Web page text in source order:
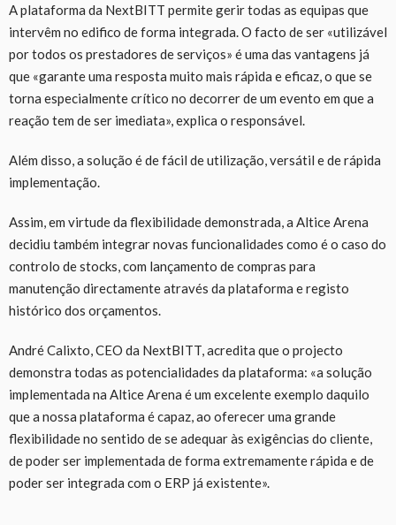
A plataforma da NextBITT permite gerir todas as equipas que
intervêm no edifico de forma integrada. O facto de ser «utilizável
por todos os prestadores de serviços» é uma das vantagens já
que «garante uma resposta muito mais rápida e eficaz, o que se
torna especialmente crítico no decorrer de um evento em que a
reação tem de ser imediata», explica o responsável.
Além disso, a solução é de fácil de utilização, versátil e de rápida
implementação.
Assim, em virtude da flexibilidade demonstrada, a Altice Arena
decidiu também integrar novas funcionalidades como é o caso do
controlo de stocks, com lançamento de compras para
manutenção directamente através da plataforma e registo
histórico dos orçamentos.
André Calixto, CEO da NextBITT, acredita que o projecto
demonstra todas as potencialidades da plataforma: «a solução
implementada na Altice Arena é um excelente exemplo daquilo
que a nossa plataforma é capaz, ao oferecer uma grande
flexibilidade no sentido de se adequar às exigências do cliente,
de poder ser implementada de forma extremamente rápida e de
poder ser integrada com o ERP já existente».